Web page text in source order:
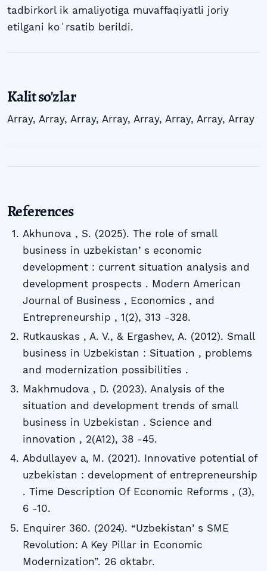
tadbirkorl ik amaliyotiga muvaffaqiyatli joriy
etilgani koʻrsatib berildi.
Kalit so'zlar
Array, Array, Array, Array, Array, Array, Array, Array
References
Akhunova , S. (2025). The role of small
business in uzbekistanʼs economic
development : current situation analysis and
development prospects . Modern American
Journal of Business , Economics , and
Entrepreneurship , 1(2), 313 -328.
Rutkauskas , A. V., & Ergashev, A. (2012). Small
business in Uzbekistan : Situation , problems
and modernization possibilities .
Makhmudova , D. (2023). Analysis of the
situation and development trends of small
business in Uzbekistan . Science and
innovation , 2(A12), 38 -45.
Abdullayev а, M. (2021). Innovative potential of
uzbekistan : development of entrepreneurship
. Time Description Of Economic Reforms , (3),
6 -10.
Enquirer 360. (2024). “Uzbekistanʼs SME
Revolution: A Key Pillar in Economic
Modernization”. 26 oktabr.